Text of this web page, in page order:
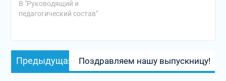
В "Руководящий и
педагогический состав"
Навигация
по
Предыдущая
запись:
Поздравляем нашу выпускницу!